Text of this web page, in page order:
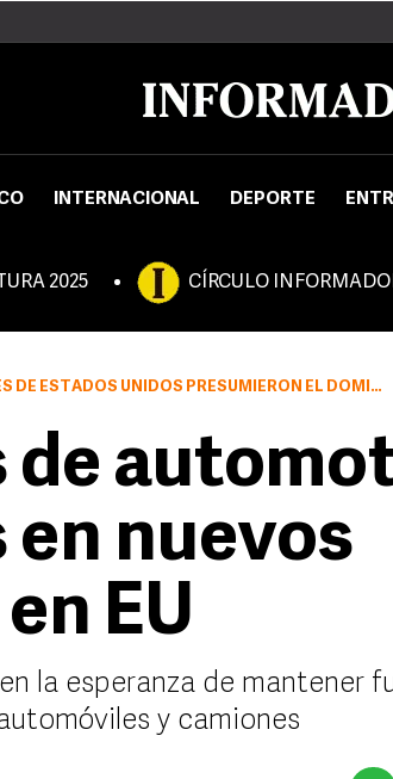
INTERNACIONAL DEPORTE
2025 CÍRCULO
EL DOMINGO NUEVOS PRODUCTOS ORIENTADOS A UNA MAYOR EFICIENCIA DEL COMBUSTIBLE
de
nuevos
EU
la esperanza de mantener
y camiones